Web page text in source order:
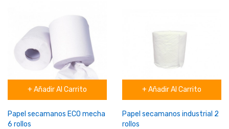
+ Añadir Al Carrito
Papel secamanos ECO mecha
6 rollos
+ Añadir Al Carrito
Papel secamanos industrial 2
rollos